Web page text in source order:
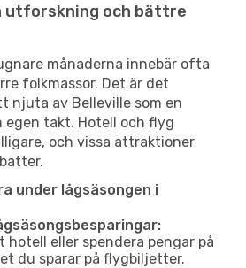
utforskning och bättre
månaderna innebär ofta
folkmassor. Det är det
av Belleville som en
egen takt. Hotell och flyg
och vissa attraktioner
under lågsäsongen i
hotell eller spendera pengar på
du sparar på flygbiljetter.